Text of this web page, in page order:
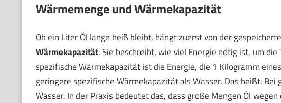
Wärmemenge und Wärmekapazität
Ob ein Liter Öl lange heiß bleibt, hängt zuerst von der
Wärmekapazität. Sie beschreibt, wie viel Energie nötig ist, um
spezifische Wärmekapazität ist die Energie, die 1 Kilogramm
geringere spezifische Wärmekapazität als Wasser. Das heißt:
Wasser. In der Praxis bedeutet das, dass große Mengen Öl